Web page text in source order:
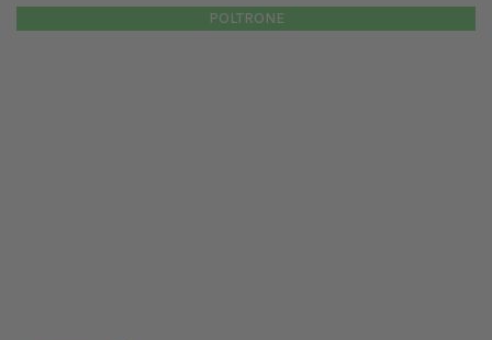
POLTRONE